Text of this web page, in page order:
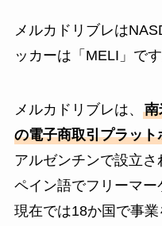
メルカドリブレは
ッカーは「MELI」です
メルカドリブレは、 南
の電子商取引プラット
アルゼンチンで設立
ペイン語でフリーマー
現在では18か国で事